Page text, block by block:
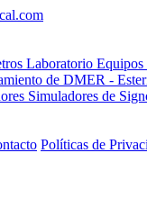
Laboratorio Equipos
de DMER -
Simuladores de
Políticas de